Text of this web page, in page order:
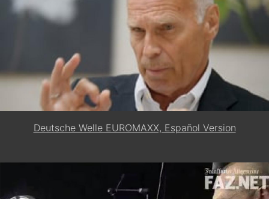
Deutsche Welle EUROMAXX, Español Version